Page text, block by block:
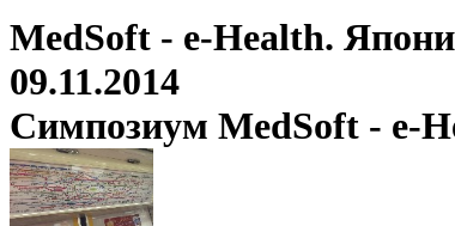
MedSoft - e-Health.
09.11.2014
Симпозиум MedSoft - e-